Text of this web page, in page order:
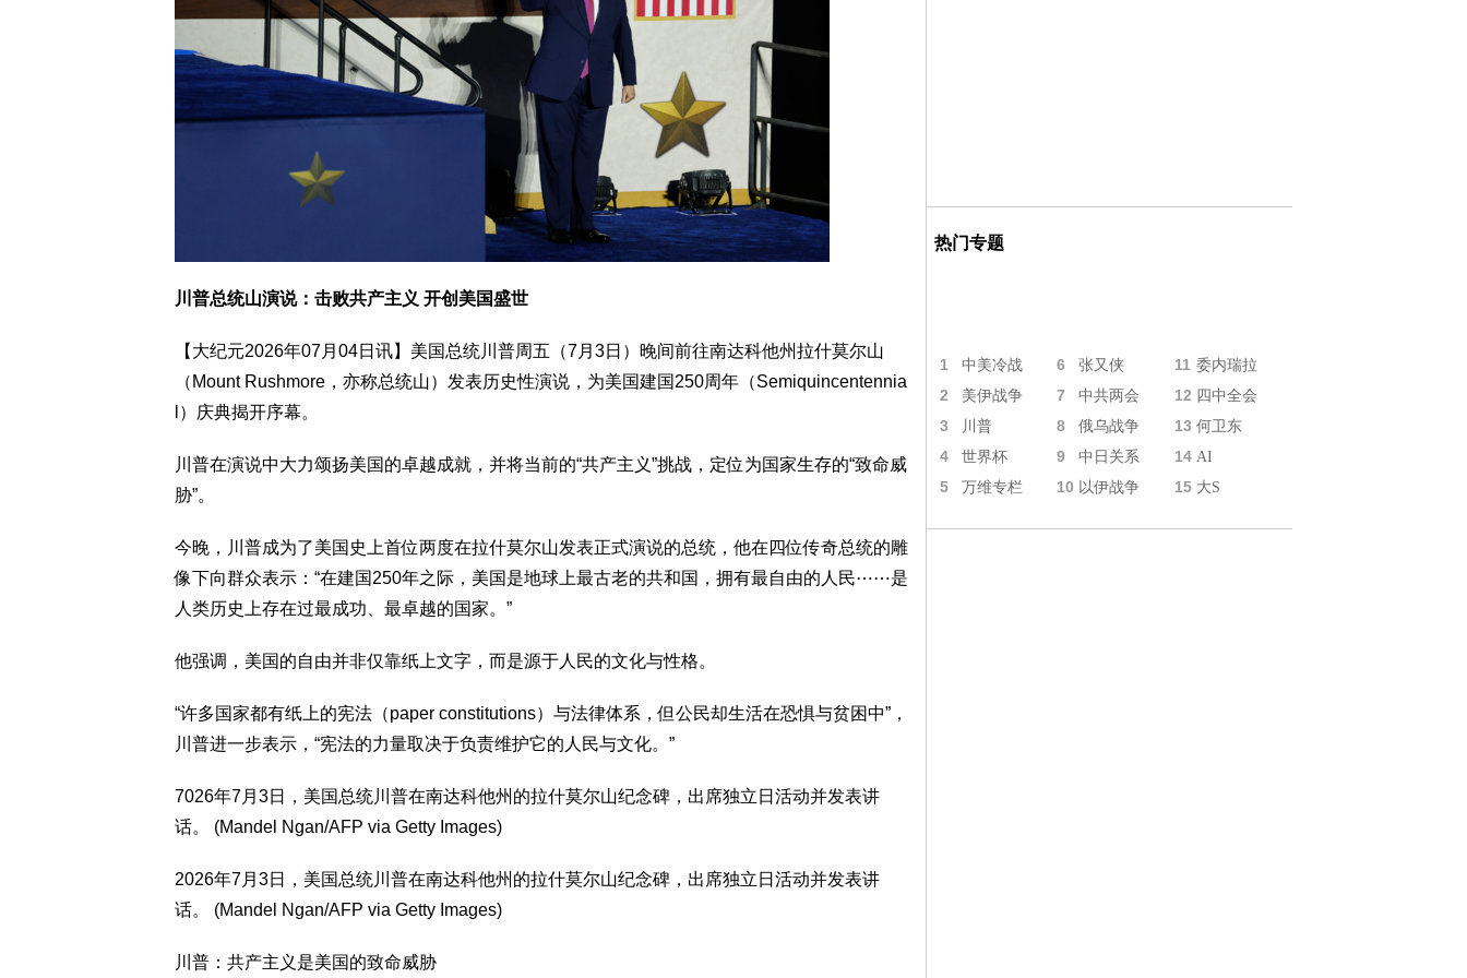
川普总统山演说：击败共产主义 开创美国盛世
【大纪元2026年07月04日讯】美国总统川普周五（7月3日）晚间前往南达科他州拉什莫尔山
（Mount Rushmore，亦称总统山）发表历史性演说，为美国建国250周年（Semiquincentennia
l）庆典揭开序幕。
川普在演说中大力颂扬美国的卓越成就，并将当前的“共产主义”挑战，定位为国家生存的“致命威
胁”。
今晚，川普成为了美国史上首位两度在拉什莫尔山发表正式演说的总统，他在四位传奇总统的雕
像下向群众表示：“在建国250年之际，美国是地球上最古老的共和国，拥有最自由的人民⋯⋯是
人类历史上存在过最成功、最卓越的国家。”
他强调，美国的自由并非仅靠纸上文字，而是源于人民的文化与性格。
“许多国家都有纸上的宪法（paper constitutions）与法律体系，但公民却生活在恐惧与贫困中”，
川普进一步表示，“宪法的力量取决于负责维护它的人民与文化。”
7026年7月3日，美国总统川普在南达科他州的拉什莫尔山纪念碑，出席独立日活动并发表讲
话。 (Mandel Ngan/AFP via Getty Images)
2026年7月3日，美国总统川普在南达科他州的拉什莫尔山纪念碑，出席独立日活动并发表讲
话。 (Mandel Ngan/AFP via Getty Images)
川普：共产主义是美国的致命威胁
热门专题
1 中美冷战 6 张又侠 11 委内瑞拉
2 美伊战争 7 中共两会 12 四中全会
3 川普 8 俄乌战争 13 何卫东
4 世界杯 9 中日关系 14 AI
5 万维专栏 10 以伊战争 15 大S